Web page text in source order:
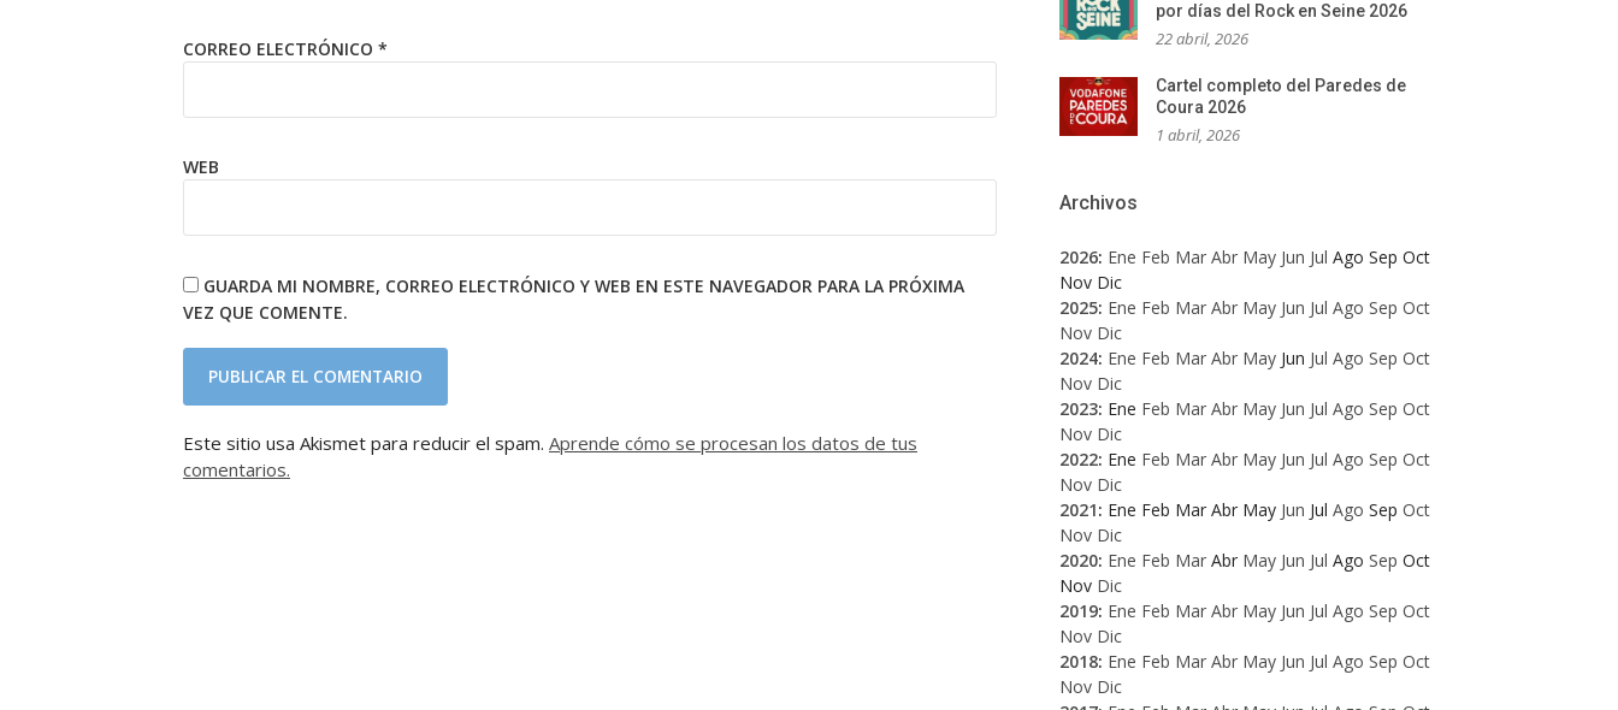
CORREO ELECTRÓNICO *
WEB
GUARDA MI NOMBRE, CORREO ELECTRÓNICO Y WEB EN ESTE NAVEGADOR PARA LA PRÓXIMA
VEZ QUE COMENTE.
Este sitio usa Akismet para reducir el spam. Aprende cómo se procesan los datos de tus
comentarios.
por días del Rock en Seine 2026
22 abril, 2026
Cartel completo del Paredes de
Coura 2026
1 abril, 2026
Archivos
2026: Ene Feb Mar Abr May Jun Jul Ago Sep Oct
Nov Dic
2025: Ene Feb Mar Abr May Jun Jul Ago Sep Oct
Nov Dic
2024: Ene Feb Mar Abr May Jun Jul Ago Sep Oct
Nov Dic
2023: Ene Feb Mar Abr May Jun Jul Ago Sep Oct
Nov Dic
2022: Ene Feb Mar Abr May Jun Jul Ago Sep Oct
Nov Dic
2021: Ene Feb Mar Abr May Jun Jul Ago Sep Oct
Nov Dic
2020: Ene Feb Mar Abr May Jun Jul Ago Sep Oct
Nov Dic
2019: Ene Feb Mar Abr May Jun Jul Ago Sep Oct
Nov Dic
2018: Ene Feb Mar Abr May Jun Jul Ago Sep Oct
Nov Dic